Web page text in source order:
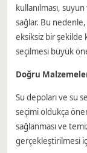
kullanılması,
sağlar. Bu
eksiksiz bir şekilde
seçilmesi büyük
Doğru
Su depoları ve su
seçimi oldukça
sağlanması ve
gerçekleştirilmesi